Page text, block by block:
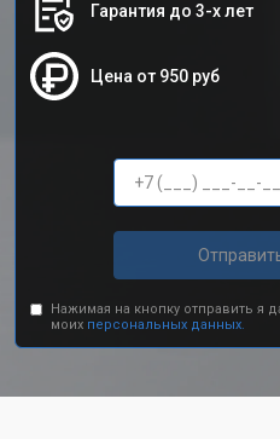
Гарантия до 3-х лет
Цена от 950 руб
Нажимая на кнопку отправить я
моих персональных данных.